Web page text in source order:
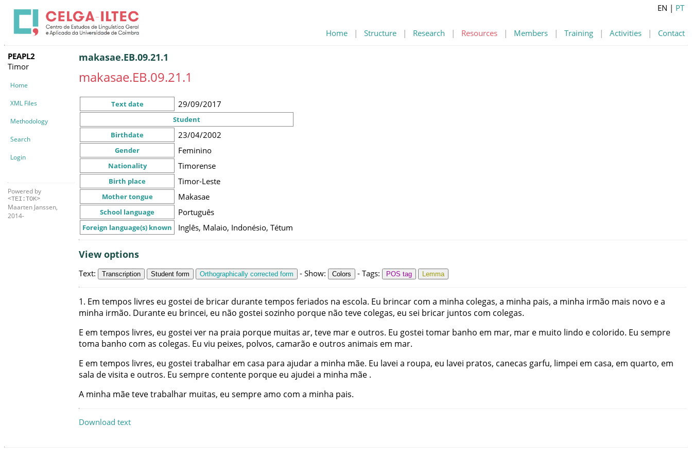
Home | Structure | Research | Resources | Members | Training | Activities | Contact
EN | PT
PEAPL2
Timor
Home
XML Files
Methodology
Search
Login
Powered by
<TEI:TOK>
Maarten Janssen,
2014-
makasae.EB.09.21.1
makasae.EB.09.21.1
Text date 29/09/2017
Student
Birthdate
23/04/2002
Gender Feminino
Nationality Timorense
Birth place Timor-Leste
Mother tongue Makasae
School language Português
Foreign language(s) known Inglês, Malaio, Indonésio, Tétum
View options
Text: Transcription Student form Orthographically corrected form - Show: Colors - Tags: POS tag Lemma
1. Em tempos livres eu gostei de bricar durantetempos feriados na escola. Eu brincar com a minha colegas, a minha pais, a minha irmão mais novo ea
minha irmão. Durante eu brincei, eu não gostei sozinho porque não teve colegas, eu sei bricar juntos com colegas.
E em tempos livres, eu gostei ver na praia porque muitas ar, teve mar e outros. Eu gostei tomar banho em mar, mar e muito lindo e colorido. Eu sempre
toma banho com as colegas. Eu viu peixes, polvos, camarão e outros animais em mar.
E em tempos livres, eu gostei trabalhar em casa para ajudara minha mãe. Eu lavei a roupa, eu lavei pratos, canecas garfu, limpei em casa, em quarto, em
sala devisita e outros. Eu sempre contente porque eu ajudei a minha mãe .
A minha mãetevetrabalhar muitas, eu sempreamo com a minha pais.
Download text